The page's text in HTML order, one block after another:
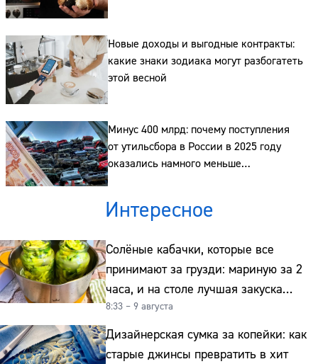
Новые доходы и выгодные контракты:
какие знаки зодиака могут разбогатеть
этой весной
Минус 400 млрд: почему поступления
от утильсбора в России в 2025 году
оказались намного меньше
запланированных
Интересное
Солёные кабачки, которые все
принимают за грузди: мариную за 2
часа, и на столе лучшая закуска
к картошке
8:33 – 9 августа
Дизайнерская сумка за копейки: как
старые джинсы превратить в хит
Адрес:
Телефон: